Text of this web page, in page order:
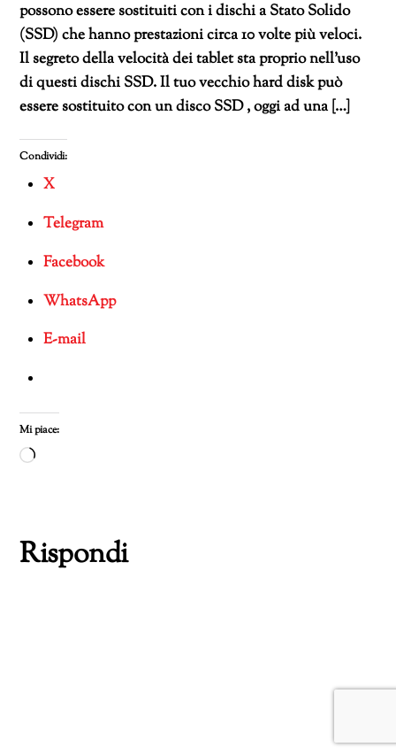
possono essere sostituiti con i dischi a Stato Solido
(SSD) che hanno prestazioni circa 10 volte più veloci.
Il segreto della velocità dei tablet sta proprio nell’uso
di questi dischi SSD. Il tuo vecchio hard disk può
essere sostituito con un disco SSD , oggi ad una […]
Condividi:
X
Telegram
Facebook
WhatsApp
E-mail
Mi piace:
Caricamento
Rispondi